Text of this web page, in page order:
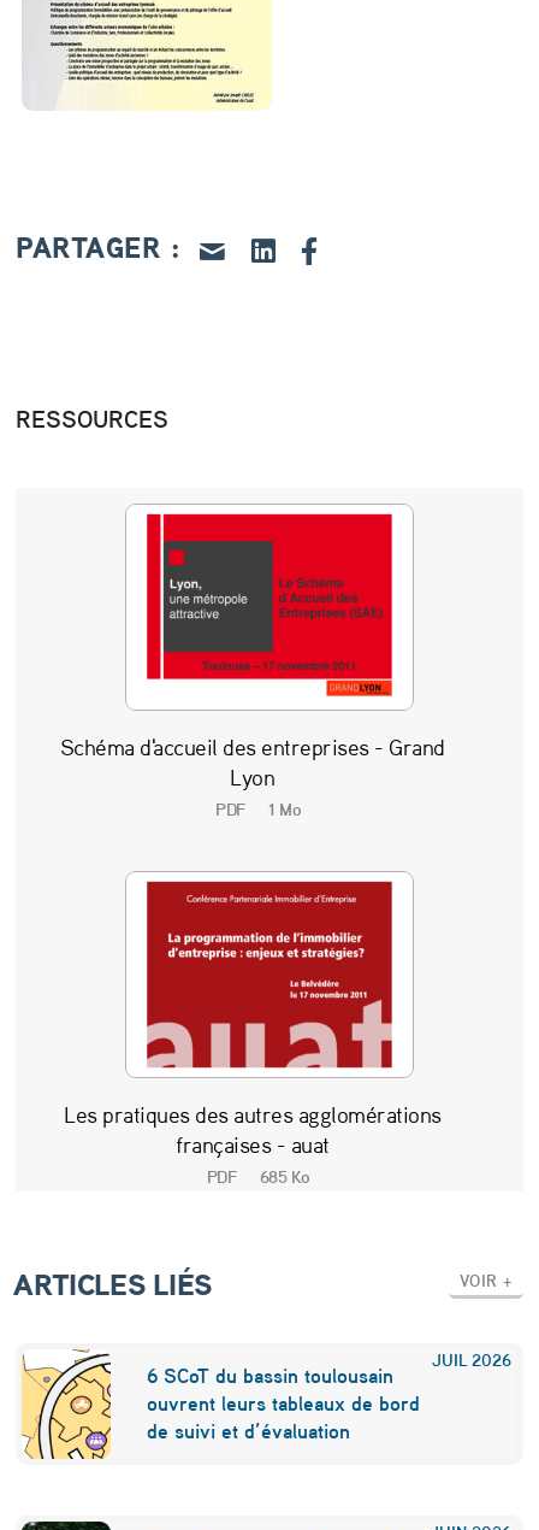
u
a
g
r
e
r
t
e
r
PARTAGER :
RESSOURCES
Schéma d'accueil des entreprises - Grand
Lyon
PDF 1 Mo
Les pratiques des autres agglomérations
françaises - auat
PDF 685 Ko
ARTICLES LIÉS VOIR +
JUIL 2026
6 SCoT du bassin toulousain
ouvrent leurs tableaux de bord
de suivi et d’évaluation